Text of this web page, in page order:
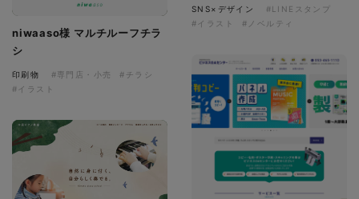
niwaaso様 マルチルーフチラ
シ
印刷物 #専門店・小売
#チラシ
#イラスト
SNS×デザイン
#LINEスタンプ
#イラスト
#ノベルティ